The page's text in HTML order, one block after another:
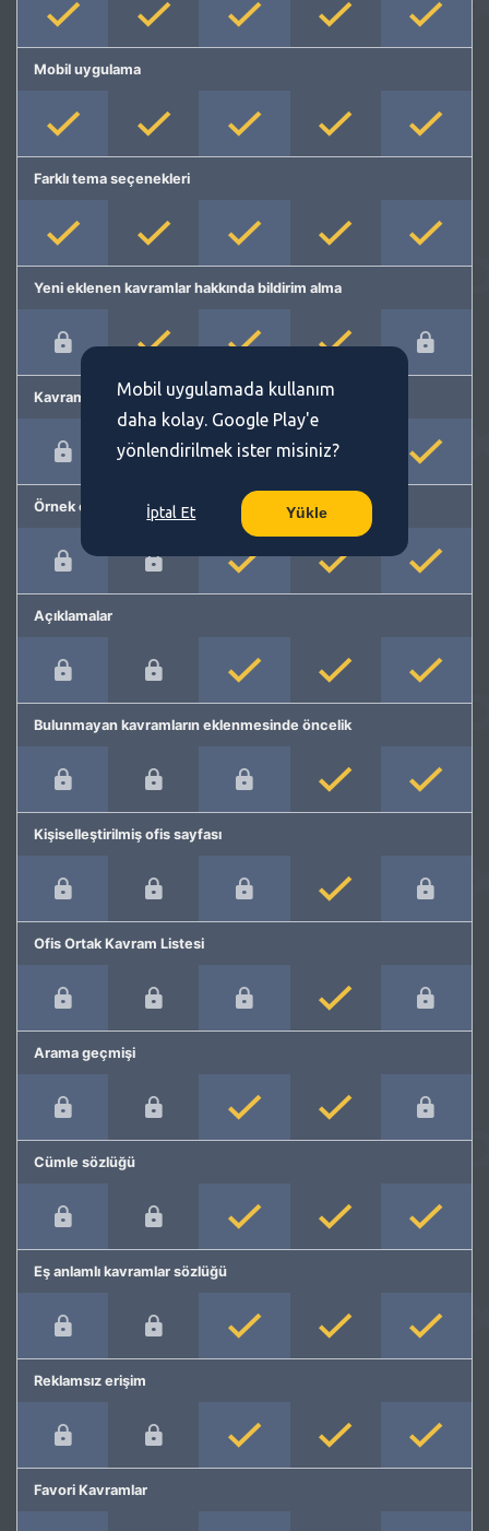
Mobil uygulama
Farklı tema seçenekleri
Yeni eklenen kavramlar hakkında bildirim alma
Kavram önerme
Örnek cümleler
Açıklamalar
Bulunmayan kavramların eklenmesinde öncelik
Kişiselleştirilmiş ofis sayfası
Ofis Ortak Kavram Listesi
Arama geçmişi
Cümle sözlüğü
Eş anlamlı kavramlar sözlüğü
Reklamsız erişim
Favori Kavramlar
Mobil uygulamada kullanım
daha kolay. Google Play'e
yönlendirilmek ister misiniz?
İptal Et Yükle